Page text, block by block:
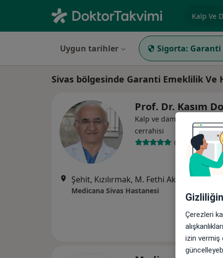
Uygun tarihler Sigorta: Garanti
Sivas bölgesinde Garanti Emeklilik Ve
Prof. Dr. Kasım
Kalp ve damar cerrahisi,
cerrahisi
6 görüş
Medicana Sivas Hastanesi
Çerezleri
izin vermiş